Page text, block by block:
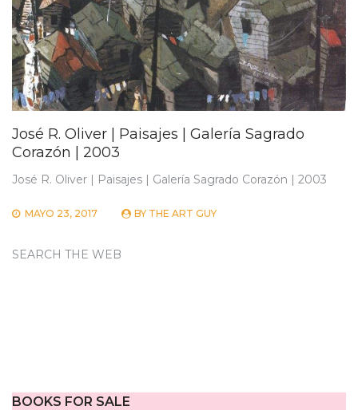
José R. Oliver | Paisajes | Galería Sagrado
Corazón | 2003
José R. Oliver | Paisajes | Galería Sagrado Corazón | 2003
MAYO 23, 2017 BY THE ART GUY
SEARCH THE WEB
BOOKS FOR SALE